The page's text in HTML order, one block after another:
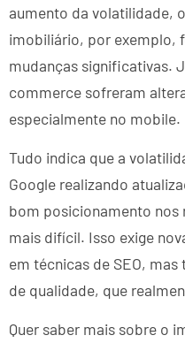
aumento da volatilidade,
imobiliário, por exemplo,
mudanças significativas.
commerce sofreram
especialmente no mobile.
Tudo indica que a
Google realizando
bom posicionamento nos
mais difícil. Isso exige
em técnicas de SEO,
de qualidade, que
Quer saber mais sobre o